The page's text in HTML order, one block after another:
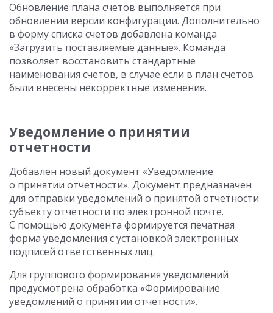
Обновление плана счетов выполняется при
обновлении версии конфигурации. Дополнительно
в форму списка счетов добавлена команда
«Загрузить поставляемые данные». Команда
позволяет восстановить стандартные
наименования счетов, в случае если в план счетов
были внесены некорректные изменения.
Уведомление о принятии
отчетности
Добавлен новый документ «Уведомление
о принятии отчетности». Документ предназначен
для отправки уведомлений о принятой отчетности
субъекту отчетности по электронной почте.
С помощью документа формируется печатная
форма уведомления с установкой электронных
подписей ответственных лиц.
Для группового формирования уведомлений
предусмотрена обработка «Формирование
уведомлений о принятии отчетности».